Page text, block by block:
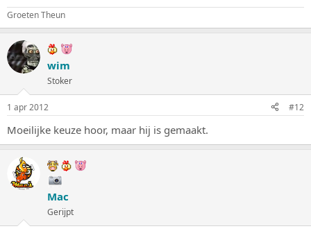
Groeten Theun
wim
Stoker
1 apr 2012 #12
Moeilijke keuze hoor, maar hij is gemaakt.
Mac
Gerijpt